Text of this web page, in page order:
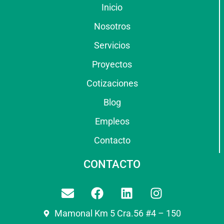
Inicio
Nosotros
Servicios
Proyectos
Cotizaciones
Blog
Empleos
Contacto
CONTACTO
Mamonal Km 5 Cra.56 #4 – 150